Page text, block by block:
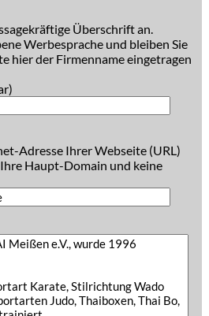
Überschrift an.
Werbesprache und bleiben Sie
hier der Firmenname eingetragen
Adresse Ihrer Webseite (URL)
Haupt-Domain und keine